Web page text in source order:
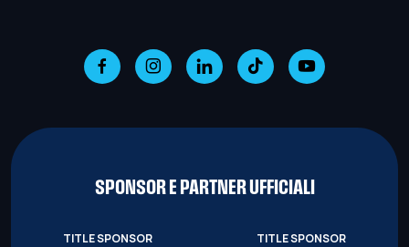
SPONSOR E PARTNER UFFICIALI
TITLE SPONSOR TITLE SPONSOR